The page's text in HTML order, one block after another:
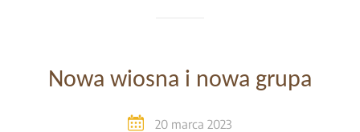
Nowa wiosna i nowa grupa
20 marca 2023